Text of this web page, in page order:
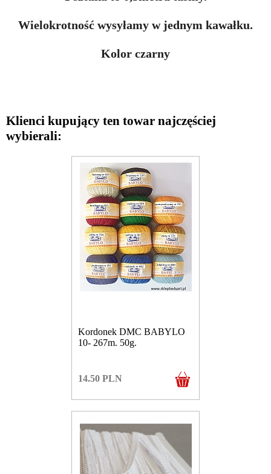
Wielokrotność wysyłamy w jednym kawałku.
Kolor czarny
Klienci kupujący ten towar najczęściej
wybierali:
Kordonek DMC BABYLO
10- 267m. 50g.
14.50 PLN